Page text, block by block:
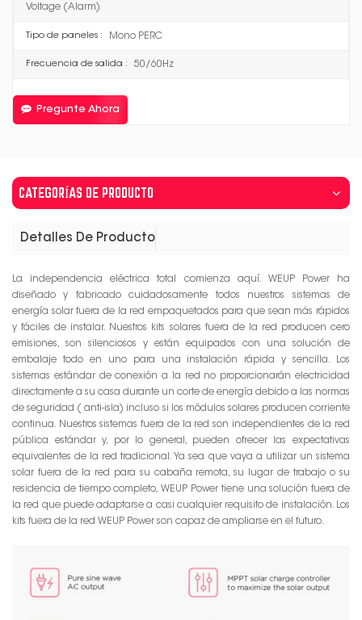
Voltage (Alarm)
Tipo de paneles : Mono PERC
Frecuencia de salida : 50/60Hz
Pregunte Ahora
CATEGORÍAS DE PRODUCTO
Detalles De Producto
La independencia eléctrica total comienza aquí. WEUP Power ha
diseñado y fabricado cuidadosamente todos nuestros sistemas de
energía solar fuera de la red empaquetados para que sean más rápidos
y fáciles de instalar. Nuestros kits solares fuera de la red producen cero
emisiones, son silenciosos y están equipados con una solución de
embalaje todo en uno para una instalación rápida y sencilla. Los
sistemas estándar de conexión a la red no proporcionarán electricidad
directamente a su casa durante un corte de energía debido a las normas
de seguridad ( anti-isla) incluso si los módulos solares producen corriente
continua. Nuestros sistemas fuera de la red son independientes de la red
pública estándar y, por lo general, pueden ofrecer las expectativas
equivalentes de la red tradicional. Ya sea que vaya a utilizar un sistema
solar fuera de la red para su cabaña remota, su lugar de trabajo o su
residencia de tiempo completo, WEUP Power tiene una solución fuera de
la red que puede adaptarse a casi cualquier requisito de instalación. Los
kits fuera de la red WEUP Power son capaz de ampliarse en el futuro.